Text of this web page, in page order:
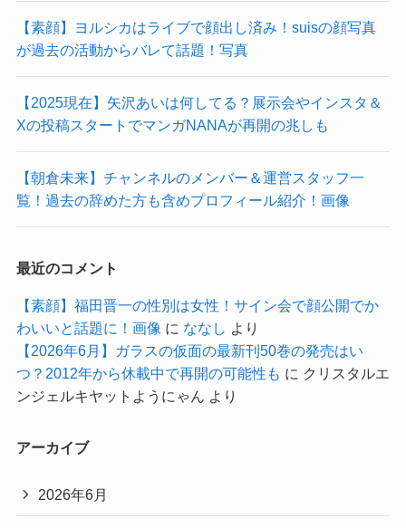
【素顔】ヨルシカはライブで顔出し済み！suisの顔写真
が過去の活動からバレて話題！写真
【2025現在】矢沢あいは何してる？展示会やインスタ＆
Xの投稿スタートでマンガNANAが再開の兆しも
【朝倉未来】チャンネルのメンバー＆運営スタッフ一
覧！過去の辞めた方も含めプロフィール紹介！画像
最近のコメント
【素顔】福田晋一の性別は女性！サイン会で顔公開でか
わいいと話題に！画像 に ななし より
【2026年6月】ガラスの仮面の最新刊50巻の発売はい
つ？2012年から休載中で再開の可能性も に クリスタルエ
ンジェルキヤットようにゃん より
アーカイブ
2026年6月